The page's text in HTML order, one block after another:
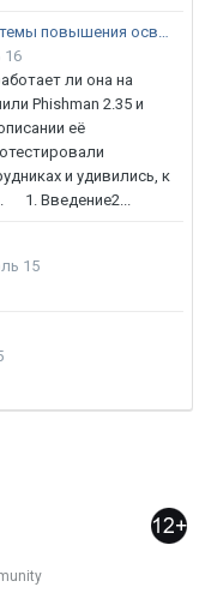
Тестирование Phishman 2.35, системы повышения осведомлённости пользователей в сфере ИБ
ли она на
Phishman 2.35 и
её
и удивились, к
1. Введение2...
15